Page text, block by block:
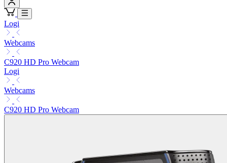
Logi
Webcams
C920 HD Pro Webcam
Logi
Webcams
C920 HD Pro Webcam